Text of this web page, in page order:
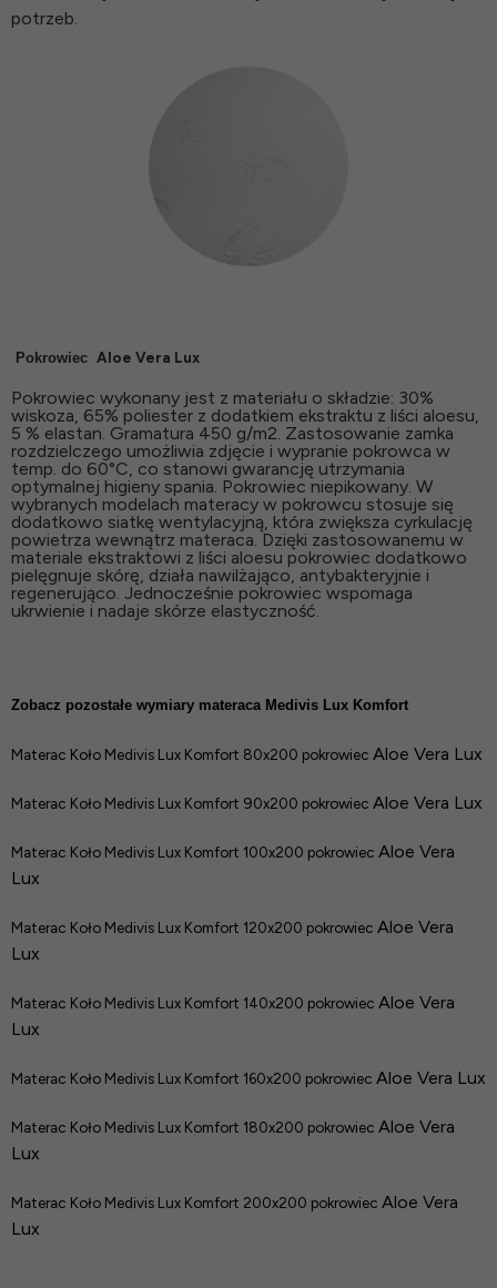
potrzeb.
Pokrowiec Aloe Vera Lux
Pokrowiec wykonany jest z materiału o składzie: 30%
wiskoza, 65% poliester z dodatkiem ekstraktu z liści aloesu,
5 % elastan. Gramatura 450 g/m2. Zastosowanie zamka
rozdzielczego umożliwia zdjęcie i wypranie pokrowca w
temp. do 60°C, co stanowi gwarancję utrzymania
optymalnej higieny spania. Pokrowiec niepikowany. W
wybranych modelach materacy w pokrowcu stosuje się
dodatkowo siatkę wentylacyjną, która zwiększa cyrkulację
powietrza wewnątrz materaca. Dzięki zastosowanemu w
materiale ekstraktowi z liści aloesu pokrowiec dodatkowo
pielęgnuje skórę, działa nawilżająco, antybakteryjnie i
regenerująco. Jednocześnie pokrowiec wspomaga
ukrwienie i nadaje skórze elastyczność.
Zobacz pozostałe wymiary materaca Medivis Lux Komfort
Materac Koło Medivis Lux Komfort 80x200 pokrowiec Aloe Vera Lux
Materac Koło Medivis Lux Komfort 90x200 pokrowiec Aloe Vera Lux
Materac Koło Medivis Lux Komfort 100x200 pokrowiec Aloe Vera
Lux
Materac Koło Medivis Lux Komfort 120x200 pokrowiec Aloe Vera
Lux
Materac Koło Medivis Lux Komfort 140x200 pokrowiec Aloe Vera
Lux
Materac Koło Medivis Lux Komfort 160x200 pokrowiec Aloe Vera Lux
Materac Koło Medivis Lux Komfort 180x200 pokrowiec Aloe Vera
Lux
Materac Koło Medivis Lux Komfort 200x200 pokrowiec Aloe Vera
Lux